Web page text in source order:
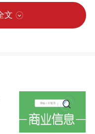
且搭配足量膳食
可安全替代单次
测评与市场口
性价比入门款、
四大场景分类，
同时详细拆解产
文